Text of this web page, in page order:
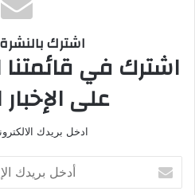
اشترك بالنشرة
اشترك في قائمتنا
على
ادخل بريدك
بريدك